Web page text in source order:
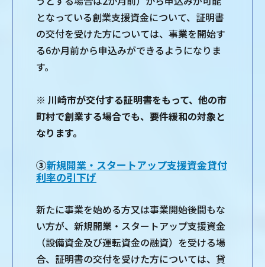
となっている創業支援資金について、証明書
の交付を受けた方については、事業を開始す
る6か月前から申込みができるようになりま
す。
※ 川崎市が交付する証明書をもって、他の市
町村で創業する場合でも、要件緩和の対象と
なります。
③新規開業・スタートアップ支援資金貸付
利率の引下げ
新たに事業を始める方又は事業開始後間もな
い方が、新規開業・スタートアップ支援資金
（設備資金及び運転資金の融資）を受ける場
合、証明書の交付を受けた方については、貸